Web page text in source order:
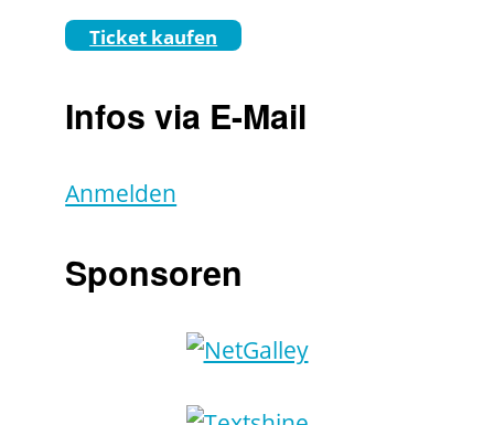
Ticket kaufen
Infos via E-Mail
Anmelden
Sponsoren